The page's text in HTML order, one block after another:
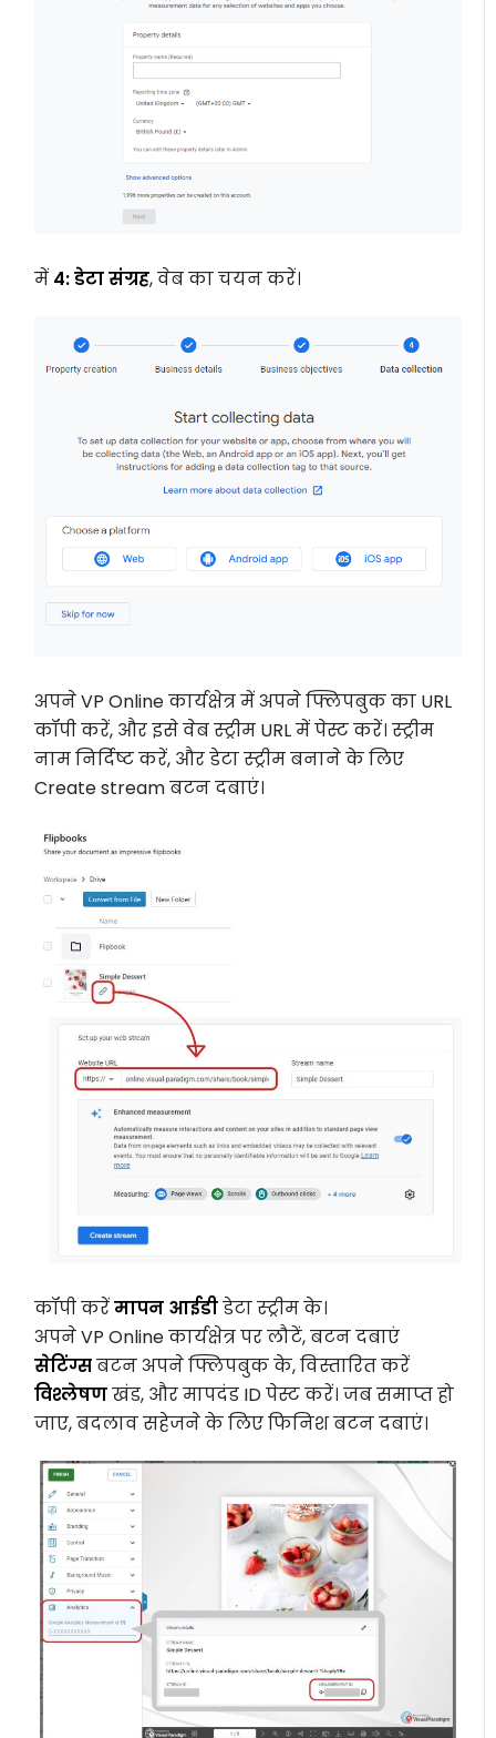
में 4: डेटा संग्रह, वेब का चयन करें।
अपने VP Online कार्यक्षेत्र में अपने फ्लिपबुक का URL
कॉपी करें, और इसे वेब स्ट्रीम URL में पेस्ट करें। स्ट्रीम
नाम निर्दिष्ट करें, और डेटा स्ट्रीम बनाने के लिए
Create stream बटन दबाएं।
कॉपी करेंमापन आईडीडेटा स्ट्रीम के।
अपने VP Online कार्यक्षेत्र पर लौटें, बटन दबाएं
सेटिंग्सबटन अपने फ्लिपबुक के, विस्तारित करें
विश्लेषणखंड, और मापदंड ID पेस्ट करें। जब समाप्त हो
जाए, बदलाव सहेजने के लिए फिनिश बटन दबाएं।